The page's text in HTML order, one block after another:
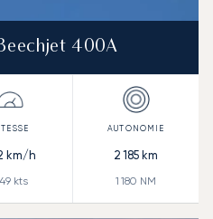
400A
km/h
kts
2 185 km
1 180 NM